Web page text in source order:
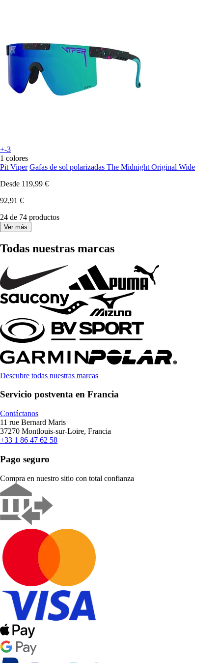
+-3
1 colores
Pit Viper Gafas de sol polarizadas The Midnight Original Wide
Desde 119,99 €
92,91 €
24 de 74 productos
Ver más
Todas nuestras marcas
Descubre todas nuestras marcas
Servicio postventa en Francia
Contáctanos
11 rue Bernard Maris
37270 Montlouis-sur-Loire, Francia
+33 1 86 47 62 58
Pago seguro
Compra en nuestro sitio con total confianza